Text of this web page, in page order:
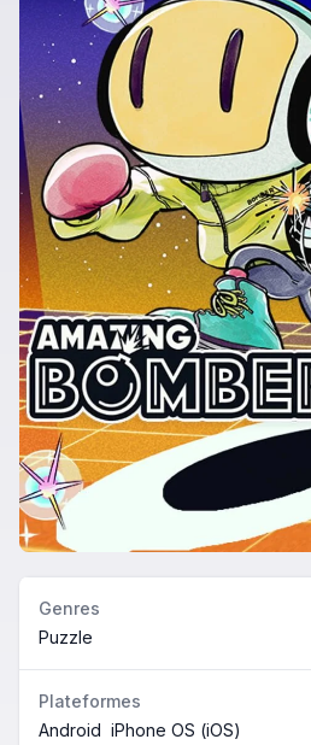
Genres
Puzzle
Plateformes
Android iPhone OS (iOS)